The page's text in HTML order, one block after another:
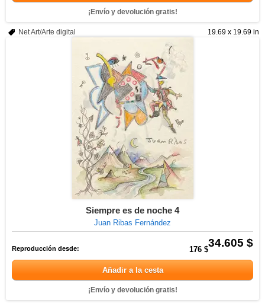
¡Envío y devolución gratis!
19.69 x 19.69 in
Net Art/Arte digital
Siempre es de noche 4
Juan Ribas Fernández
34.605 $
Reproducción desde: 176 $
Añadir a la cesta
¡Envío y devolución gratis!